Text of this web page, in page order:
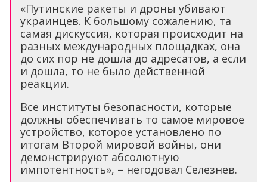
«Путинские ракеты и дроны убивают
украинцев. К большому сожалению, та
самая дискуссия, которая происходит на
разных международных площадках, она
до сих пор не дошла до адресатов, а если
и дошла, то не было действенной
реакции.
Все институты безопасности, которые
должны обеспечивать то самое мировое
устройство, которое установлено по
итогам Второй мировой войны, они
демонстрируют абсолютную
импотентность», – негодовал Селезнев.